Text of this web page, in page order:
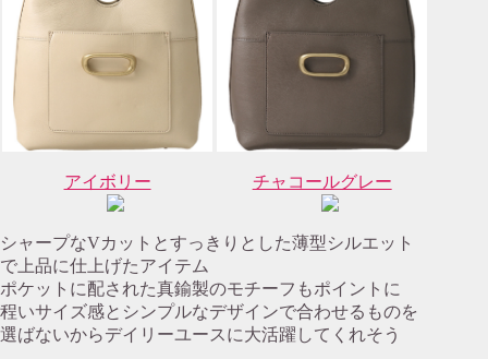
アイボリー チャコールグレー
シャープなVカットとすっきりとした薄型シルエット
で上品に仕上げたアイテム
ポケットに配された真鍮製のモチーフもポイントに
程いサイズ感とシンプルなデザインで合わせるものを
選ばないからデイリーユースに大活躍してくれそう